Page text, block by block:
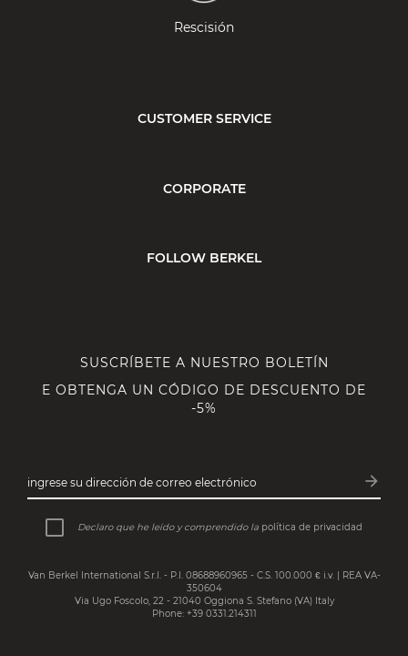
Rescisión
CUSTOMER SERVICE
CORPORATE
FOLLOW BERKEL
SUSCRÍBETE A NUESTRO BOLETÍN
E OBTENGA UN CÓDIGO DE DESCUENTO DE
-5%
ingrese su dirección de correo electrónico arrow_forward
Declaro que he leído y comprendido la política de privacidad
Van Berkel International S.r.l. - P.I. 08688960965 - C.S. 100.000 € i.v. | REA VA-
350604
Via Ugo Foscolo, 22 - 21040 Oggiona S. Stefano (VA) Italy
Phone: +39 0331.214311